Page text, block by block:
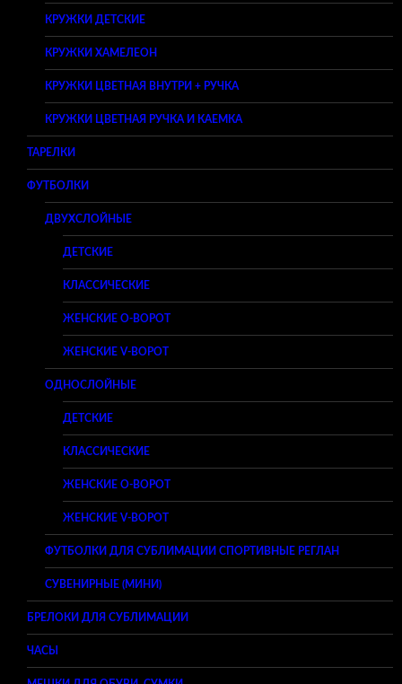
КРУЖКИ ДЕТСКИЕ
КРУЖКИ ХАМЕЛЕОН
КРУЖКИ ЦВЕТНАЯ ВНУТРИ + РУЧКА
КРУЖКИ ЦВЕТНАЯ РУЧКА И КАЕМКА
ТАРЕЛКИ
ФУТБОЛКИ
ДВУХСЛОЙНЫЕ
ДЕТСКИЕ
КЛАССИЧЕСКИЕ
ЖЕНСКИЕ O-ВОРОТ
ЖЕНСКИЕ V-ВОРОТ
ОДНОСЛОЙНЫЕ
ДЕТСКИЕ
КЛАССИЧЕСКИЕ
ЖЕНСКИЕ O-ВОРОТ
ЖЕНСКИЕ V-ВОРОТ
ФУТБОЛКИ ДЛЯ СУБЛИМАЦИИ СПОРТИВНЫЕ РЕГЛАН
СУВЕНИРНЫЕ (МИНИ)
БРЕЛОКИ ДЛЯ СУБЛИМАЦИИ
ЧАСЫ